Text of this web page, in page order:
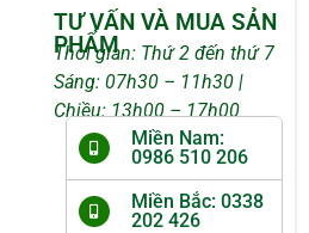
TƯ VẤN VÀ MUA SẢN
PHẨM
Thời gian: Thứ 2 đến thứ 7
Sáng: 07h30 – 11h30 |
Chiều: 13h00 – 17h00
Miền Nam:
0986 510 206
Miền Bắc: 0338
202 426